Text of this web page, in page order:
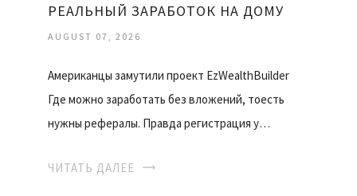
РЕАЛЬНЫЙ ЗАРАБОТОК НА ДОМУ
AUGUST 07, 2026
Американцы замутили проект EzWealthBuilder
Где можно заработать без вложений, тоесть
нужны рефералы. Правда регистрация у…
ЧИТАТЬ ДАЛЕЕ